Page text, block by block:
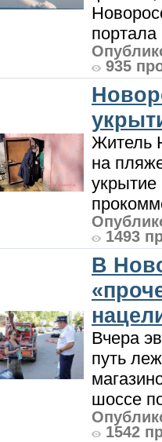
935
Житель
на
1493
В
Вчера
путь
шоссе
1542